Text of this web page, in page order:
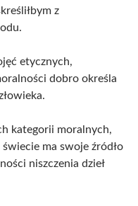
z
etycznych,
dobro określa
kategorii moralnych,
ma swoje źródło
niszczenia dzieł